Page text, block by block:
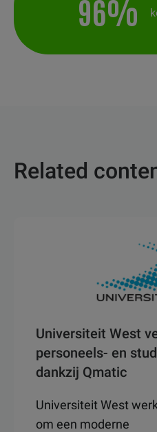
96%
Related
Universiteit West
personeels- en
dankzij Qmatic
Universiteit West
om een moderne